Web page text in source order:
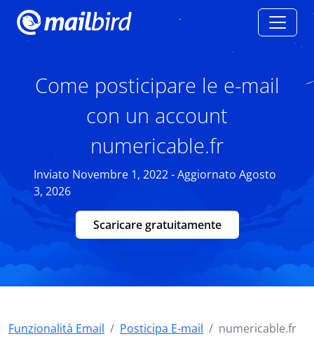
Come posticipare le e-mail
con un account
numericable.fr
Inviato Novembre 1, 2022 - Aggiornato Agosto
3, 2026
Scaricare gratuitamente
Funzionalità Email Posticipa E-mail numericable.fr